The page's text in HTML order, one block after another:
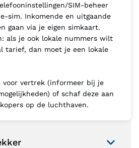
SIM-beheer
sim. Inkomende en uitgaande
gaan via je eigen simkaart.
als je ook lokale nummers wilt
tarief, dan moet je een lokale
voor vertrek (informeer bij je
of schaf deze aan
op de luchthaven.